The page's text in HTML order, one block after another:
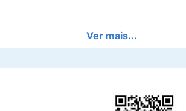
Ver mais...